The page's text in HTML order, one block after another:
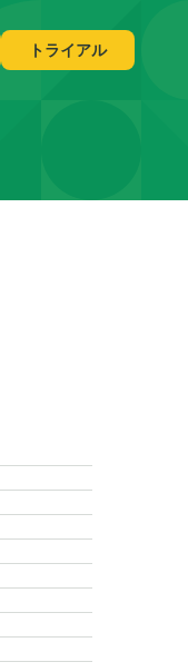
トライアル